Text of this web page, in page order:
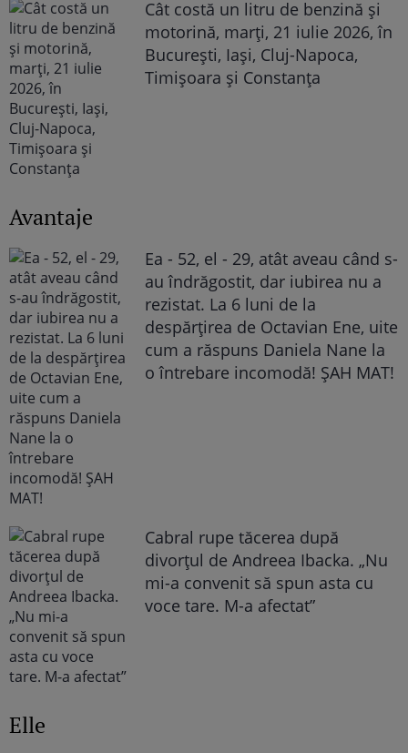
Cât costă un litru de benzină și
motorină, marți, 21 iulie 2026, în
București, Iași, Cluj-Napoca,
Timișoara și Constanța
Avantaje
Ea - 52, el - 29, atât aveau când s-
au îndrăgostit, dar iubirea nu a
rezistat. La 6 luni de la
despărțirea de Octavian Ene, uite
cum a răspuns Daniela Nane la
o întrebare incomodă! ȘAH MAT!
Cabral rupe tăcerea după
divorțul de Andreea Ibacka. „Nu
mi-a convenit să spun asta cu
voce tare. M-a afectat”
Elle